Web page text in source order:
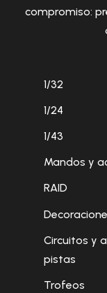
compromiso:
1/32
1/24
1/43
Mandos y
RAID
Circuitos y
pistas
Trofeos